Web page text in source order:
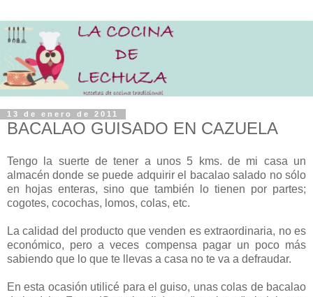
13 de enero de 2011
BACALAO GUISADO EN CAZUELA
Tengo la suerte de tener a unos 5 kms. de mi casa un
almacén donde se puede adquirir el bacalao salado no sólo
en hojas enteras, sino que también lo tienen por partes;
cogotes, cocochas, lomos, colas, etc.
La calidad del producto que venden es extraordinaria, no es
económico, pero a veces compensa pagar un poco más
sabiendo que lo que te llevas a casa no te va a defraudar.
En esta ocasión utilicé para el guiso, unas colas de bacalao